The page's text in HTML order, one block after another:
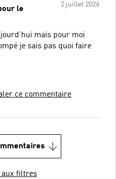
2 juillet 2026
le
mais pour moi
je sais pas quoi faire
ce commentaire
aux filtres